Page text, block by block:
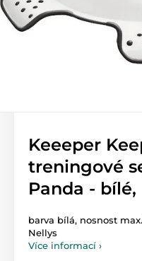
Keeeper
treningové
Panda - bílé,
barva bílá, nosnost
Nellys
Více informací ›